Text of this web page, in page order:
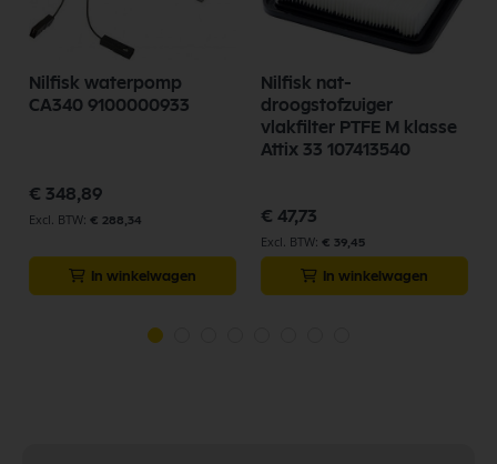
Nilfisk waterpomp
CA340 9100000933
€ 348,89
€ 288,34
In winkelwagen
Nilfisk nat-
droogstofzuiger
vlakfilter PTFE M klasse
Attix 33 107413540
€ 47,73
€ 39,45
In winkelwagen